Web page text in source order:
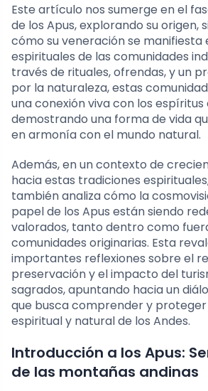
Este artículo nos sumerge en el
de los Apus, explorando su origen,
cómo su veneración se manifiesta
espirituales de las comunidades
través de rituales, ofrendas, y un
por la naturaleza, estas
una conexión viva con los
demostrando una forma de vida
en armonía con el mundo natural.
Además, en un contexto de
hacia estas tradiciones
también analiza cómo la
papel de los Apus están siendo
valorados, tanto dentro como
comunidades originarias. Esta
importantes reflexiones sobre el
preservación y el impacto del
sagrados, apuntando hacia un
que busca comprender y
espiritual y natural de los Andes.
Introducción a los Apus:
de las montañas andinas